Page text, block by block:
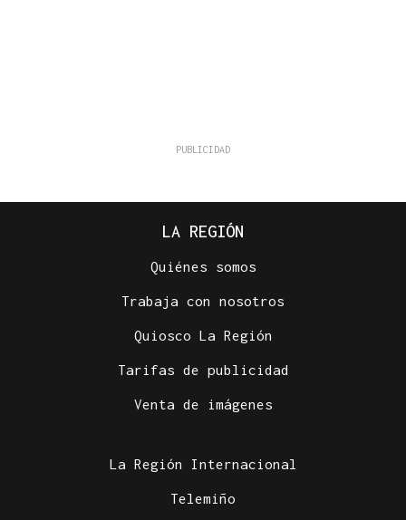
LA REGIÓN
Quiénes somos
Trabaja con nosotros
Quiosco La Región
Tarifas de publicidad
Venta de imágenes
La Región Internacional
Telemiño